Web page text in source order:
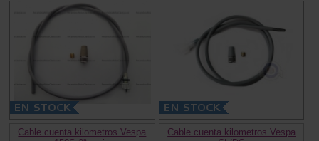
Cable cuenta kilometros Vespa
Cable cuenta kilometros Vespa